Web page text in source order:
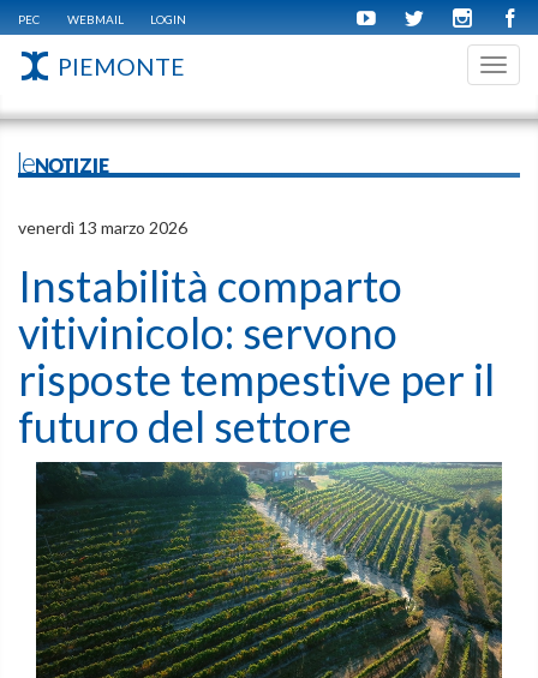
PEC WEBMAIL LOGIN
PIEMONTE
leNOTIZIE
venerdì 13 marzo 2026
Instabilità comparto
vitivinicolo: servono
risposte tempestive per il
futuro del settore